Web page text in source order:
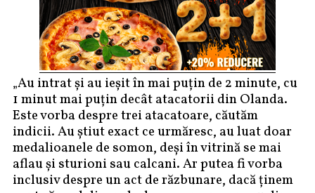
„Au intrat și au ieșit în mai puțin de 2 minute, cu
1 minut mai puțin decât atacatorii din Olanda.
Este vorba despre trei atacatoare, căutăm
indicii. Au știut exact ce urmăresc, au luat doar
medalioanele de somon, deși în vitrină se mai
aflau și sturioni sau calcani. Ar putea fi vorba
inclusiv despre un act de răzbunare, dacă ținem